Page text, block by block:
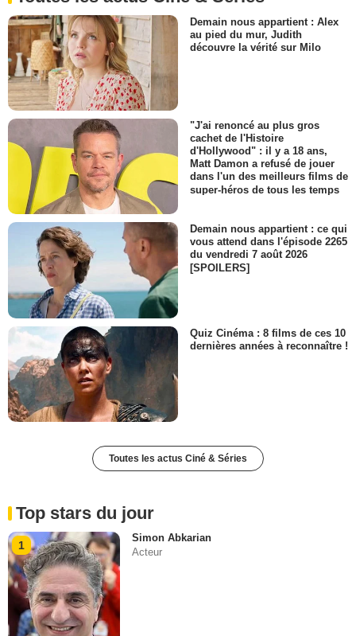
Demain nous appartient : Alex
au pied du mur, Judith
découvre la vérité sur Milo
"J'ai renoncé au plus gros
cachet de l'Histoire
d'Hollywood" : il y a 18 ans,
Matt Damon a refusé de jouer
dans l'un des meilleurs films de
super-héros de tous les temps
Demain nous appartient : ce qui
vous attend dans l'épisode 2265
du vendredi 7 août 2026
[SPOILERS]
Quiz Cinéma : 8 films de ces 10
dernières années à reconnaître !
Toutes les actus Ciné & Séries
Top stars du jour
1
Simon Abkarian
Acteur